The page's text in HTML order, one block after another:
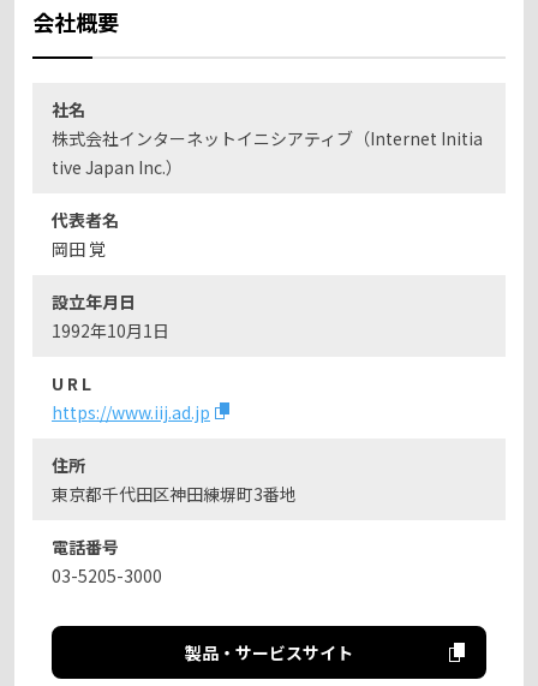
会社概要
社名
株式会社インターネットイニシアティブ（Internet Initia
tive Japan Inc.）
代表者名
岡田 覚
設立年月日
1992年10月1日
U R L
https://www.iij.ad.jp
住所
東京都千代田区神田練塀町3番地
電話番号
03-5205-3000
製品・サービスサイト